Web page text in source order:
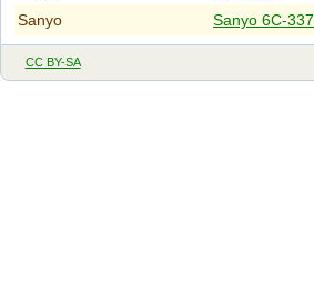
Sanyo
Sanyo 6C-337
CC BY-SA